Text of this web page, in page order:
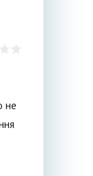
не